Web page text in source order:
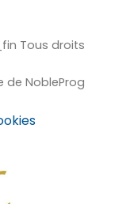
Tous droits
de NobleProg